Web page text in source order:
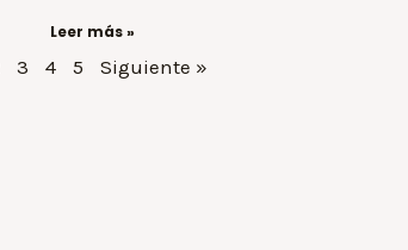
Leer más »
3 4 5 Siguiente »